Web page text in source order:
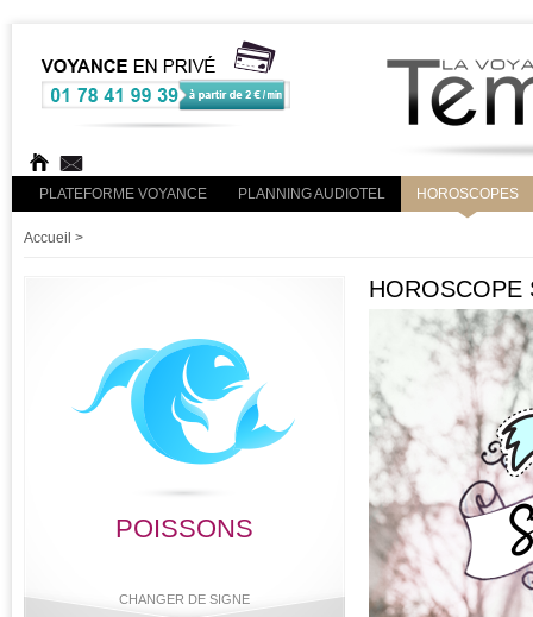
PLATEFORME VOYANCE PLANNING AUDIOTEL HOROSCOPES
Accueil >
POISSONS
CHANGER DE SIGNE
HOROSCOPE